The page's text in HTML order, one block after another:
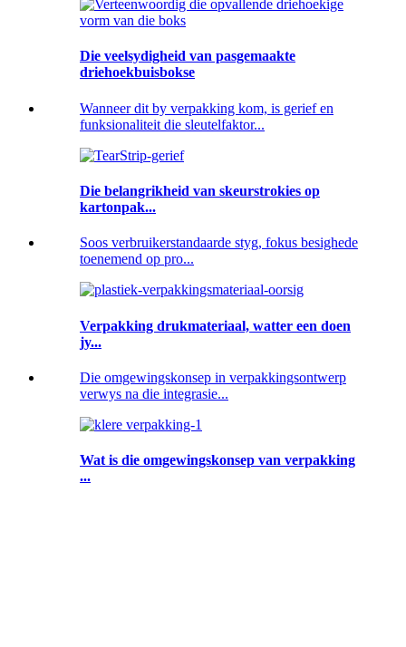
Die veelsydigheid van pasgemaakte
driehoekbuisbokse
Wanneer dit by verpakking kom, is gerief en
funksionaliteit die sleutelfaktor...
Die belangrikheid van skeurstrokies op
kartonpak...
Soos verbruikerstandaarde styg, fokus besighede
toenemend op pro...
Verpakking drukmateriaal, watter een doen
jy...
Die omgewingskonsep in verpakkingsontwerp
verwys na die integrasie...
Wat is die omgewingskonsep van verpakking
...